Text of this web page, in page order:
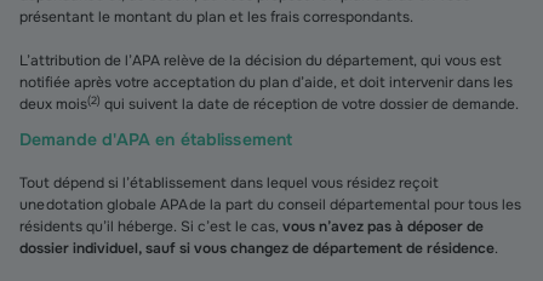
présentant le montant du plan et les frais correspondants.
L’attribution de l’APA relève de la décision du département, qui vous est
notifiée après votre acceptation du plan d’aide, et doit intervenir dans les
deux mois(2) qui suivent la date de réception de votre dossier de demande.
Demande d'APA en établissement
Tout dépend si l’établissement dans lequel vous résidez reçoit
une dotation globale APA de la part du conseil départemental pour tous les
résidents qu’il héberge. Si c’est le cas, vous n’avez pas à déposer de
dossier individuel, sauf si vous changez de département de résidence.